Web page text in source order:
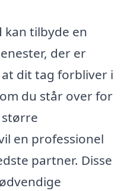
tilbyde en
der er
dit tag forbliver i
du står over for
en professionel
partner. Disse